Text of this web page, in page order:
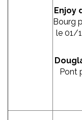
Enjoy
Bourg
le 01/
Pont